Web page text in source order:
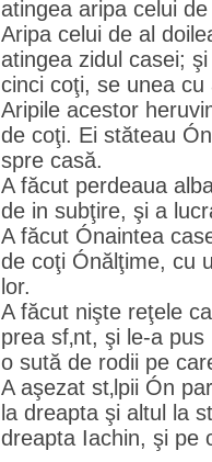
atingea aripa celui
Aripa celui de al
atingea zidul casei;
cinci coţi, se unea cu
Aripile acestor
de coţi. Ei stăteau
spre casă.
A făcut perdeaua
de in subţire, şi a
A făcut Ónaintea
de coţi Ónălţime, cu
lor.
A făcut nişte reţele
prea sf‚nt, şi le-a pus
o sută de rodii pe
A aşezat st‚lpii Ón
la dreapta şi altul la
dreapta Iachin, şi pe